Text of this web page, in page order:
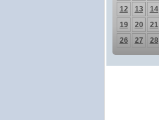
12
13 14
19
20 21
26
27 28